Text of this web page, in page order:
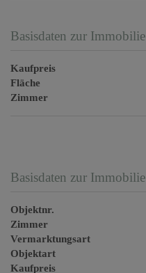
Basisdaten zur Immobilie
Kaufpreis
Fläche
Zimmer
Basisdaten zur Immobilie
Objektnr.
Zimmer
Vermarktungsart
Objektart
Kaufpreis